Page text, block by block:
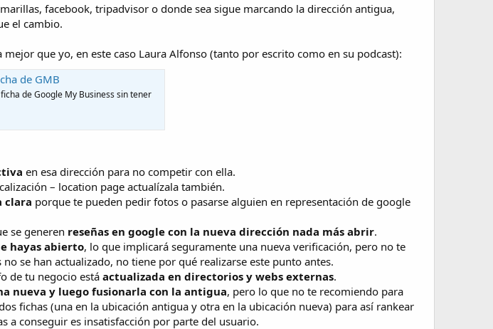
facebook, tripadvisor o donde sea sigue marcando la dirección antigua,
el cambio.
que yo, en este caso Laura Alfonso (tanto por escrito como en su podcast):
de GMB
de Google My Business sin tener
en esa dirección para no competir con ella.
– location page actualízala también.
clara porque te pueden pedir fotos o pasarse alguien en representación de google
se generen reseñas en google con la nueva dirección nada más abrir.
hayas abierto, lo que implicará seguramente una nueva verificación, pero no te
se han actualizado, no tiene por qué realizarse este punto antes.
de tu negocio está actualizada en directorios y webs externas.
nueva y luego fusionarla con la antigua, pero lo que no te recomiendo para
fichas (una en la ubicación antigua y otra en la ubicación nueva) para así rankear
conseguir es insatisfacción por parte del usuario.